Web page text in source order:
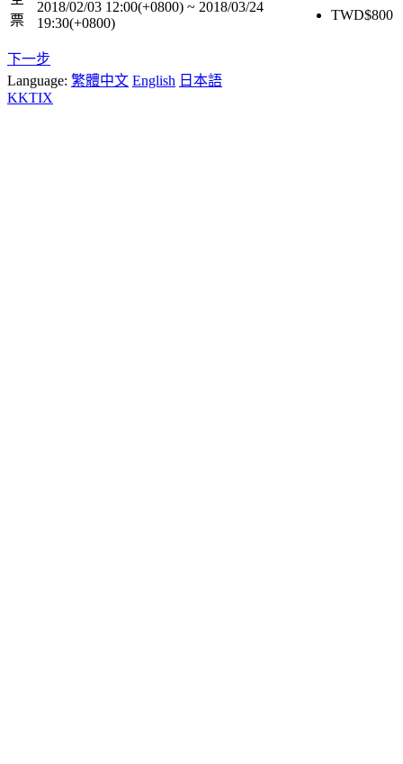
票
2018/02/03 12:00(+0800) ~ 2018/03/24
19:30(+0800)
TWD$800
下一步
Language: 繁體中文 English 日本語
KKTIX